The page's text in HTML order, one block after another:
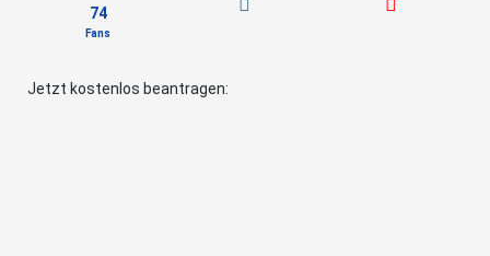
74
Fans
Jetzt kostenlos beantragen: